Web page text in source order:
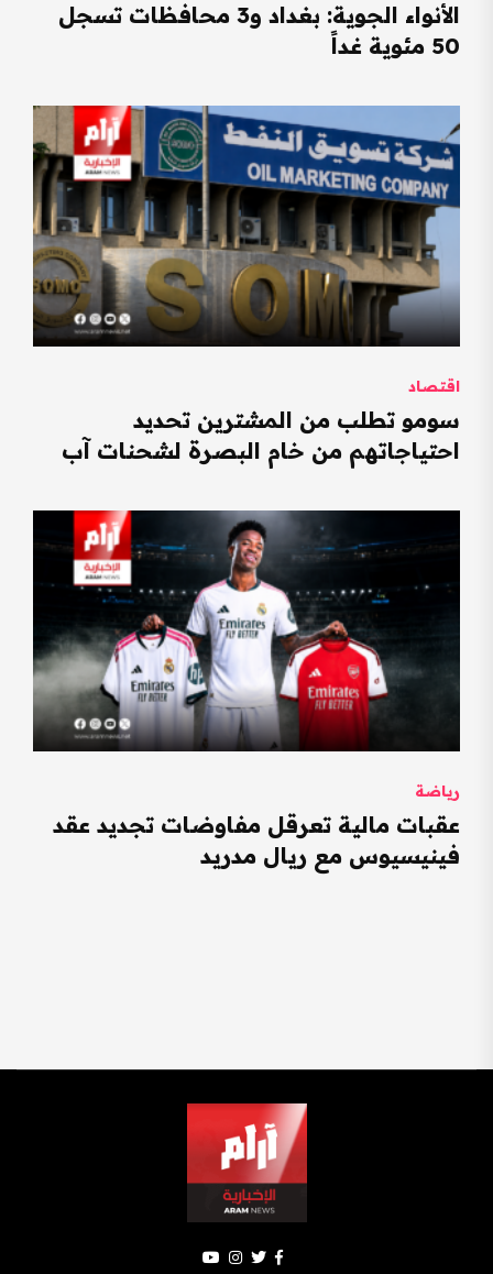
الأنواء الجوية: بغداد و3 محافظات تسجل
50 مئوية غداً
اقتصاد
سومو تطلب من المشترين تحديد
احتياجاتهم من خام البصرة لشحنات آب
رياضة
عقبات مالية تعرقل مفاوضات تجديد عقد
فينيسيوس مع ريال مدريد